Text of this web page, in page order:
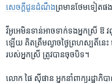
សេចក្ដី​ជូនដំណឹង​ព្រមាន​ថែម​ទៀត​ផ
វីអូអេ​មិន​ទាន់​អាច​ទាក់​ទង​អ្នកស្រី​ ឱ វ
ឡើយ គិតត្រឹមល្ងាច​ថ្ងៃព្រហស្បតិ៍​ន
របស់អ្នកស្រី​ ត្រូវ​បាន​ចុច​បិទ។
លោក ​ផៃ ស៊ីផាន​ អ្នកនាំពាក្យ​រដ្ឋា